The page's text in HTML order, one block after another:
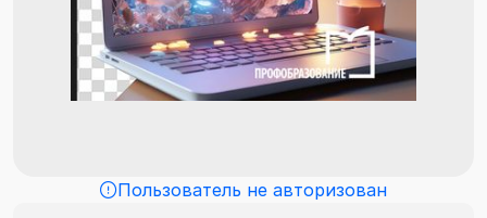
Пользователь не авторизован